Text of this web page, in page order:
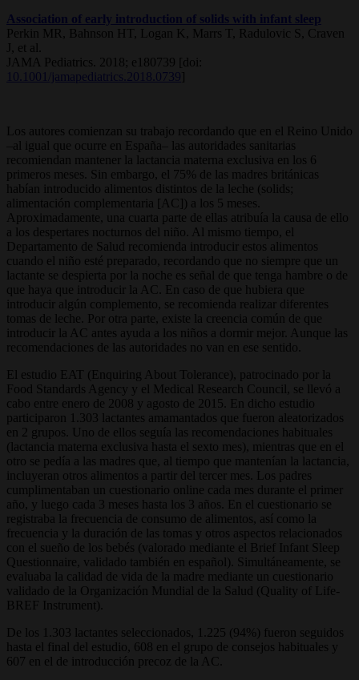
Association of early introduction of solids with infant sleep
Perkin MR, Bahnson HT, Logan K, Marrs T, Radulovic S, Craven
J, et al.
JAMA Pediatrics. 2018; e180739 [doi:
10.1001/jamapediatrics.2018.0739 ]
Los autores comienzan su trabajo recordando que en el Reino Unido
–al igual que ocurre en España– las autoridades sanitarias
recomiendan mantener la lactancia materna exclusiva en los 6
primeros meses. Sin embargo, el 75% de las madres británicas
habían introducido alimentos distintos de la leche (solids;
alimentación complementaria [AC]) a los 5 meses.
Aproximadamente, una cuarta parte de ellas atribuía la causa de ello
a los despertares nocturnos del niño. Al mismo tiempo, el
Departamento de Salud recomienda introducir estos alimentos
cuando el niño esté preparado, recordando que no siempre que un
lactante se despierta por la noche es señal de que tenga hambre o de
que haya que introducir la AC. En caso de que hubiera que
introducir algún complemento, se recomienda realizar diferentes
tomas de leche. Por otra parte, existe la creencia común de que
introducir la AC antes ayuda a los niños a dormir mejor. Aunque las
recomendaciones de las autoridades no van en ese sentido.
El estudio EAT (Enquiring About Tolerance), patrocinado por la
Food Standards Agency y el Medical Research Council, se llevó a
cabo entre enero de 2008 y agosto de 2015. En dicho estudio
participaron 1.303 lactantes amamantados que fueron aleatorizados
en 2 grupos. Uno de ellos seguía las recomendaciones habituales
(lactancia materna exclusiva hasta el sexto mes), mientras que en el
otro se pedía a las madres que, al tiempo que mantenían la lactancia,
incluyeran otros alimentos a partir del tercer mes. Los padres
cumplimentaban un cuestionario online cada mes durante el primer
año, y luego cada 3 meses hasta los 3 años. En el cuestionario se
registraba la frecuencia de consumo de alimentos, así como la
frecuencia y la duración de las tomas y otros aspectos relacionados
con el sueño de los bebés (valorado mediante el Brief Infant Sleep
Questionnaire, validado también en español). Simultáneamente, se
evaluaba la calidad de vida de la madre mediante un cuestionario
validado de la Organización Mundial de la Salud (Quality of Life-
BREF Instrument).
De los 1.303 lactantes seleccionados, 1.225 (94%) fueron seguidos
hasta el final del estudio, 608 en el grupo de consejos habituales y
607 en el de introducción precoz de la AC.